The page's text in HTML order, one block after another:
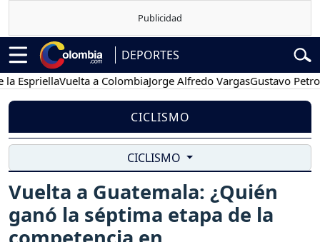
DEPORTES
Vuelta a ColombiaJorge Alfredo VargasGustavo Petro
CICLISMO
CICLISMO
Vuelta a Guatemala: ¿Quién
ganó la séptima etapa de la